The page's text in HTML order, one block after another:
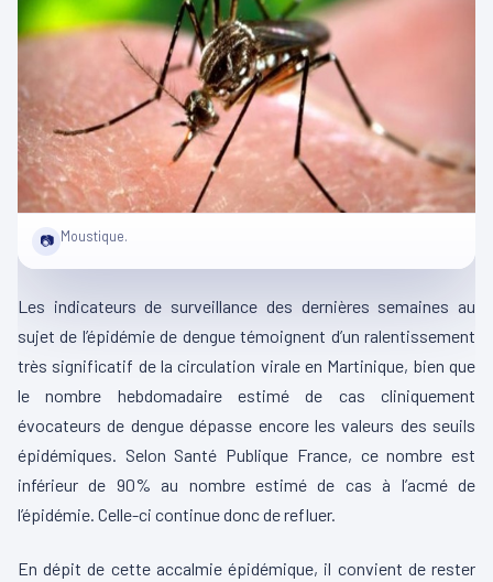
📷 Moustique.
Les indicateurs de surveillance des dernières semaines au
sujet de l’épidémie de dengue témoignent d’un ralentissement
très significatif de la circulation virale en Martinique, bien que
le nombre hebdomadaire estimé de cas cliniquement
évocateurs de dengue dépasse encore les valeurs des seuils
épidémiques. Selon Santé Publique France, ce nombre est
inférieur de 90% au nombre estimé de cas à l’acmé de
l’épidémie. Celle-ci continue donc de refluer.
En dépit de cette accalmie épidémique, il convient de rester